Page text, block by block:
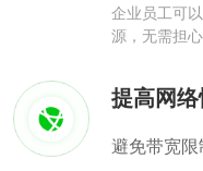
企业员工可
源，无需担心
提高网
避免带宽限